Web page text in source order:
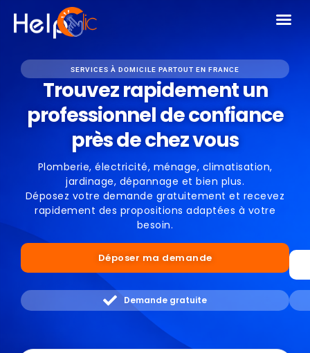
SERVICES À DOMICILE PARTOUT EN FRANCE
Trouvez rapidement un
professionnel de confiance
près de chez vous
Plomberie, électricité, ménage, climatisation,
jardinage, dépannage et bien plus.
Déposez votre demande gratuitement et recevez
rapidement des propositions adaptées à votre
besoin.
Déposer ma demande
Demande gratuite